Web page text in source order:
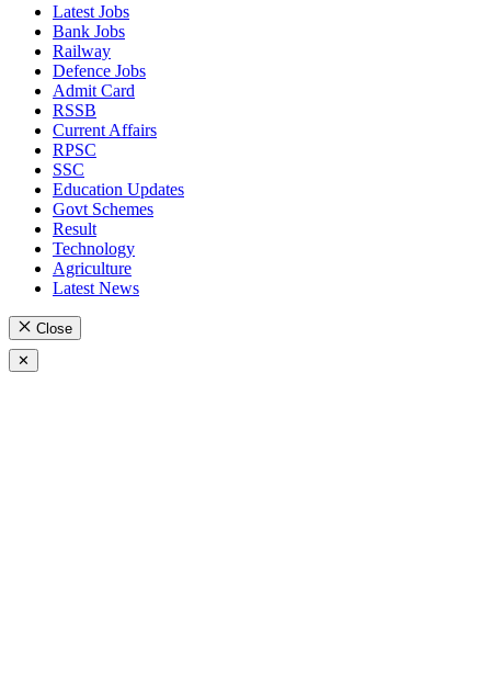
Latest Jobs
Bank Jobs
Railway
Defence Jobs
Admit Card
RSSB
Current Affairs
RPSC
SSC
Education Updates
Govt Schemes
Result
Technology
Agriculture
Latest News
Close
✕